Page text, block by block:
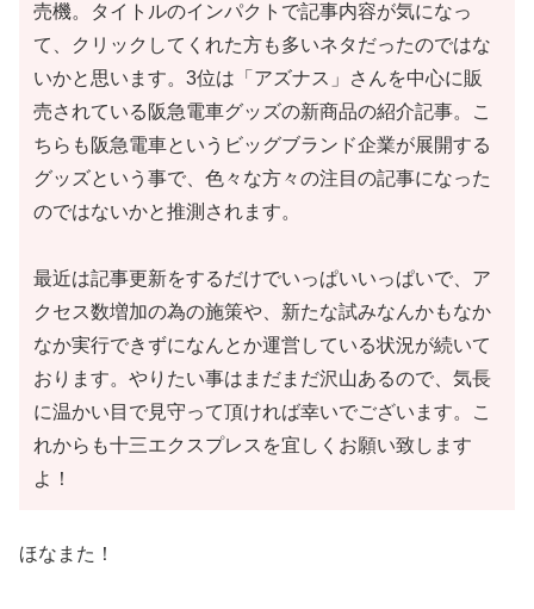
売機。タイトルのインパクトで記事内容が気になっ
て、クリックしてくれた方も多いネタだったのではな
いかと思います。3位は「アズナス」さんを中心に販
売されている阪急電車グッズの新商品の紹介記事。こ
ちらも阪急電車というビッグブランド企業が展開する
グッズという事で、色々な方々の注目の記事になった
のではないかと推測されます。
最近は記事更新をするだけでいっぱいいっぱいで、ア
クセス数増加の為の施策や、新たな試みなんかもなか
なか実行できずになんとか運営している状況が続いて
おります。やりたい事はまだまだ沢山あるので、気長
に温かい目で見守って頂ければ幸いでございます。こ
れからも十三エクスプレスを宜しくお願い致します
よ！
ほなまた！